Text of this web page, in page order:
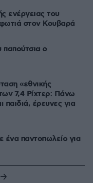
ενέργειας του
στον Κουβαρά
ο
«εθνικής
7,4 Ρίχτερ: Πάνω
παιδιά, έρευνες για
παντοπωλείο για